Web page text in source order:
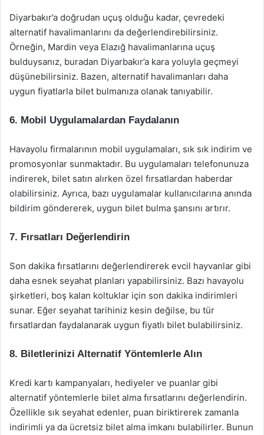
Diyarbakır’a doğrudan uçuş olduğu kadar, çevredeki
alternatif havalimanlarını da değerlendirebilirsiniz.
Örneğin, Mardin veya Elazığ havalimanlarına uçuş
bulduysanız, buradan Diyarbakır’a kara yoluyla geçmeyi
düşünebilirsiniz. Bazen, alternatif havalimanları daha
uygun fiyatlarla bilet bulmanıza olanak tanıyabilir.
6. Mobil Uygulamalardan Faydalanın
Havayolu firmalarının mobil uygulamaları, sık sık indirim ve
promosyonlar sunmaktadır. Bu uygulamaları telefonunuza
indirerek, bilet satın alırken özel fırsatlardan haberdar
olabilirsiniz. Ayrıca, bazı uygulamalar kullanıcılarına anında
bildirim göndererek, uygun bilet bulma şansını artırır.
7. Fırsatları Değerlendirin
Son dakika fırsatlarını değerlendirerek evcil hayvanlar gibi
daha esnek seyahat planları yapabilirsiniz. Bazı havayolu
şirketleri, boş kalan koltuklar için son dakika indirimleri
sunar. Eğer seyahat tarihiniz kesin değilse, bu tür
fırsatlardan faydalanarak uygun fiyatlı bilet bulabilirsiniz.
8. Biletlerinizi Alternatif Yöntemlerle Alın
Kredi kartı kampanyaları, hediyeler ve puanlar gibi
alternatif yöntemlerle bilet alma fırsatlarını değerlendirin.
Özellikle sık seyahat edenler, puan biriktirerek zamanla
indirimli ya da ücretsiz bilet alma imkanı bulabilirler. Bunun